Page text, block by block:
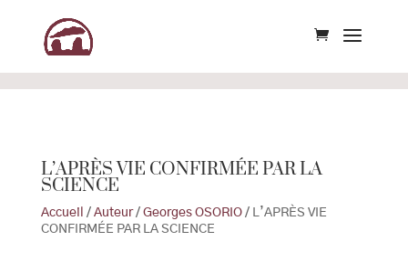
L’APRÈS VIE CONFIRMÉE PAR LA
SCIENCE
Accueil / Auteur/ Georges OSORIO/ L’APRÈS VIE
CONFIRMÉE PAR LA SCIENCE